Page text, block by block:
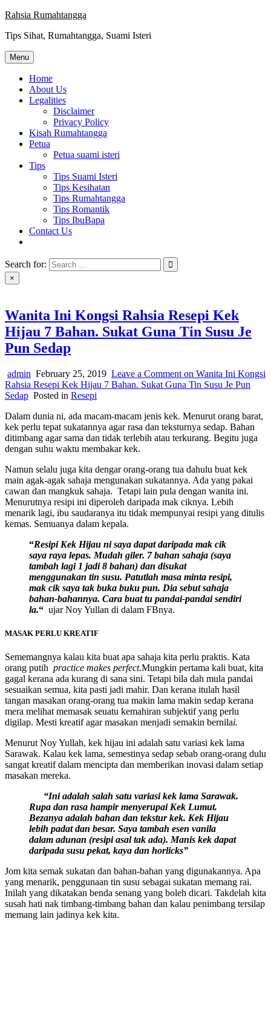
Skip
content
Rahsia Rumahtangga
Tips Sihat, Rumahtangga, Suami Isteri
Menu
Home
About Us
Legalities
Disclaimer
Privacy Policy
Kisah Rumahtangga
Petua
Petua suami isteri
Tips
Tips Suami Isteri
Tips Kesihatan
Tips Rumahtangga
Tips Romantik
Tips IbuBapa
Contact Us
Search for:
×
Wanita Ini Kongsi Rahsia Resepi Kek
Hijau 7 Bahan. Sukat Guna Tin Susu Je
Pun Sedap
admin February 25, 2019 Leave a Comment on Wanita Ini Kongsi
Rahsia Resepi Kek Hijau 7 Bahan. Sukat Guna Tin Susu Je Pun
Sedap Posted in Resepi
Dalam dunia ni, ada macam-macam jenis kek. Menurut orang barat,
kek perlu tepat sukatannya agar rasa dan teksturnya sedap. Bahan
ditimbang agar sama dan tidak terlebih atau terkurang. Begitu juga
dengan suhu waktu membakar kek.
Namun selalu juga kita dengar orang-orang tua dahulu buat kek
main agak-agak sahaja mengunakan sukatannya. Ada yang pakai
cawan dan mangkuk sahaja. Tetapi lain pula dengan wanita ini.
Menurutnya resipi ini diperoleh daripada mak ciknya. Lebih
menarik lagi, ibu saudaranya itu tidak mempunyai resipi yang ditulis
kemas. Semuanya dalam kepala.
“Resipi Kek Hijau ni saya dapat daripada mak cik
saya raya lepas. Mudah giler. 7 bahan sahaja (saya
tambah lagi 1 jadi 8 bahan) dan disukat
menggunakan tin susu. Patutlah masa minta resipi,
mak cik saya tak buka buku pun. Dia sebut sahaja
bahan-bahannya. Cara buat tu pandai-pandai sendiri
la.“ ujar Noy Yullan di dalam FBnya.
MASAK PERLU KREATIF
Sememangnya kalau kita buat apa sahaja kita perlu praktis. Kata
orang putih practice makes perfect.Mungkin pertama kali buat, kita
gagal kerana ada kurang di sana sini. Tetapi bila dah mula pandai
sesuaikan semua, kita pasti jadi mahir. Dan kerana itulah hasil
tangan masakan orang-orang tua makin lama makin sedap kerana
mera melihat memasak seuatu kemahiran subjektif yang perlu
digilap. Mesti kreatif agar masakan menjadi semakin bernilai.
Menurut Noy Yullah, kek hijau ini adalah satu variasi kek lama
Sarawak. Kalau kek lama, semestinya sedap sebab orang-orang dulu
sangat kreatif dalam mencipta dan memberikan inovasi dalam setiap
masakan mereka.
“Ini adalah salah satu variasi kek lama Sarawak.
Rupa dan rasa hampir menyerupai Kek Lumut.
Bezanya adalah bahan dan tekstur kek. Kek Hijau
lebih padat dan besar. Saya tambah esen vanila
dalam adunan (resipi asal tak ada). Manis kek dapat
daripada susu pekat, kaya dan horlicks”
Jom kita semak sukatan dan bahan-bahan yang digunakannya. Apa
yang menarik, penggunaan tin susu sebagai sukatan memang rai.
Inilah yang dikatakan benda senang yang boleh dicari. Takdelah kita
susah hati nak timbang-timbang bahan dan kalau penimbang tersilap
memang lain jadinya kek kita.